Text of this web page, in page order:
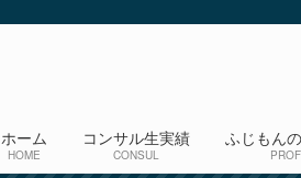
ホーム
HOME
コンサル生実績
CONSUL
ふじもん